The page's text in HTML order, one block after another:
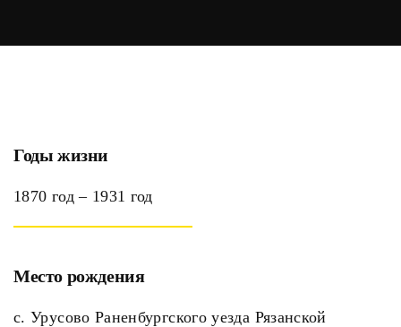
Годы жизни
1870 год – 1931 год
Место рождения
с. Урусово Раненбургского уезда Рязанской